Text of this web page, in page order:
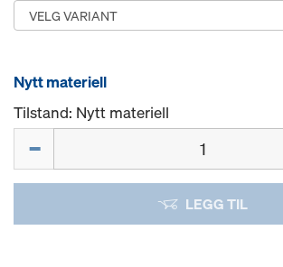
Nytt materiell
Tilstand: Nytt materiell
LEGG TIL